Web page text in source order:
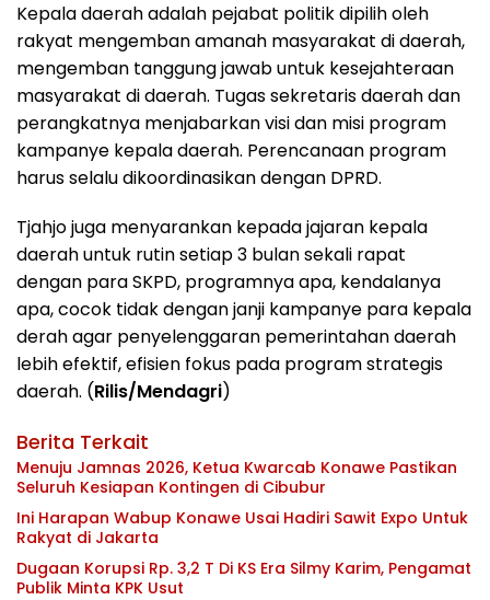
Kepala daerah adalah pejabat politik dipilih oleh
rakyat mengemban amanah masyarakat di daerah,
mengemban tanggung jawab untuk kesejahteraan
masyarakat di daerah. Tugas sekretaris daerah dan
perangkatnya menjabarkan visi dan misi program
kampanye kepala daerah. Perencanaan program
harus selalu dikoordinasikan dengan DPRD.
Tjahjo juga menyarankan kepada jajaran kepala
daerah untuk rutin setiap 3 bulan sekali rapat
dengan para SKPD, programnya apa, kendalanya
apa, cocok tidak dengan janji kampanye para kepala
derah agar penyelenggaran pemerintahan daerah
lebih efektif, efisien fokus pada program strategis
daerah. (Rilis/Mendagri)
Berita Terkait
Menuju Jamnas 2026, Ketua Kwarcab Konawe Pastikan
Seluruh Kesiapan Kontingen di Cibubur
Ini Harapan Wabup Konawe Usai Hadiri Sawit Expo Untuk
Rakyat di Jakarta
Dugaan Korupsi Rp. 3,2 T Di KS Era Silmy Karim, Pengamat
Publik Minta KPK Usut